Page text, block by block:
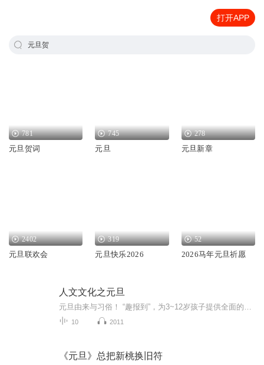
打开APP
元旦贺
781
元旦贺词
745
元旦
278
元旦新章
2402
元旦联欢会
319
元旦快乐2026
52
2026马年元旦祈愿
人文文化之元旦
10 2011
《元旦》总把新桃换旧符